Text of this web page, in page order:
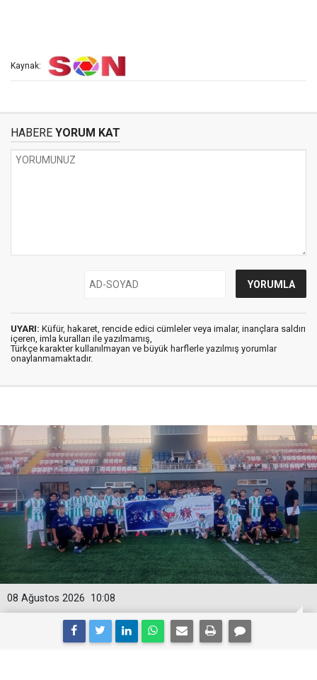
Kaynak:
HABERE YORUM KAT
UYARI: Küfür, hakaret, rencide edici cümleler veya imalar, inançlara saldırı
içeren, imla kuralları ile yazılmamış,
Türkçe karakter kullanılmayan ve büyük harflerle yazılmış yorumlar
onaylanmamaktadır.
10:08
08 Ağustos 2026